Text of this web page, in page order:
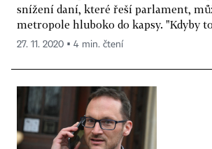
snížení daní, které řeší parlament,
metropole hluboko do kapsy. "Kdyby
27. 11. 2020 ▪ 4 min. čtení